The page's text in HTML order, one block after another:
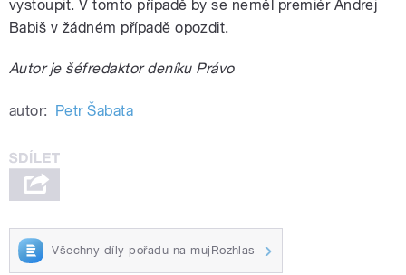
vystoupit. V tomto případě by se neměl premiér Andrej
Babiš v žádném případě opozdit.
Autor je šéfredaktor deníku Právo
autor: Petr Šabata
Všechny díly pořadu na mujRozhlas